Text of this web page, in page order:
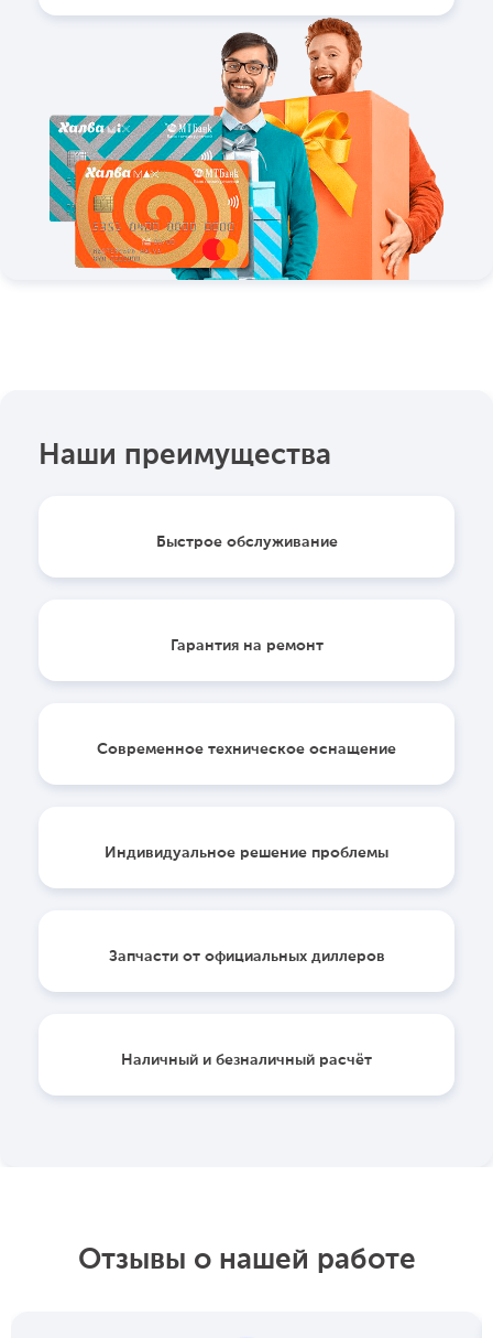
Наши преимущества
Быстрое обслуживание
Гарантия на ремонт
Современное техническое оснащение
Индивидуальное решение проблемы
Запчасти от официальных диллеров
Наличный и безналичный расчёт
Отзывы о нашей работе